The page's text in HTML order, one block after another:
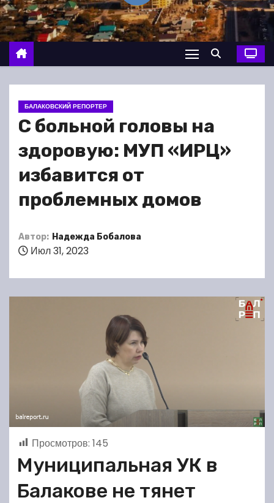
о
м
у
БАЛАКОВСКИЙ РЕПОРТЕР
С больной головы на
здоровую: МУП «ИРЦ»
избавится от
проблемных домов
Автор: Надежда Бобалова
Июл 31, 2023
Просмотров: 145
Муниципальная УК в
Балакове не тянет